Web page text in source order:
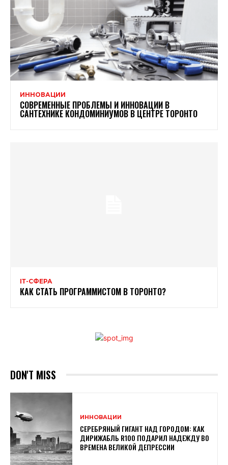
ИННОВАЦИИ
СОВРЕМЕННЫЕ ПРОБЛЕМЫ И ИННОВАЦИИ В
САНТЕХНИКЕ КОНДОМИНИУМОВ В ЦЕНТРЕ ТОРОНТО
ІТ-СФЕРА
КАК СТАТЬ ПРОГРАММИСТОМ В ТОРОНТО?
DON'T MISS
ИННОВАЦИИ
СЕРЕБРЯНЫЙ ГИГАНТ НАД ГОРОДОМ: КАК
ДИРИЖАБЛЬ R100 ПОДАРИЛ НАДЕЖДУ ВО
ВРЕМЕНА ВЕЛИКОЙ ДЕПРЕССИИ